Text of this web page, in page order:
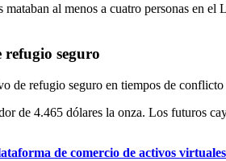
al menos a cuatro personas en
refugio seguro
de refugio seguro en tiempos de
de 4.465 dólares la onza. Los futuros
de comercio de activos